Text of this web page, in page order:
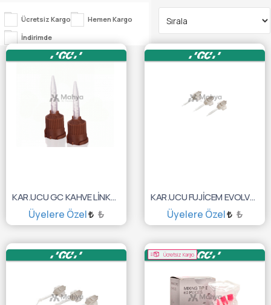
Ücretsiz Kargo
Hemen Kargo
İndirimde
KAR.UCU GC KAHVE LİNKACE UCU REGL. 10'LU 10003335
Üyelere Özel ₺
SEPETE EKLE
KAR.UCU FUJİCEM EVOLVE PUSH AND CLİCK TİP REGULAR
Üyelere Özel ₺
SEPETE EKLE
Ücretsiz Kargo